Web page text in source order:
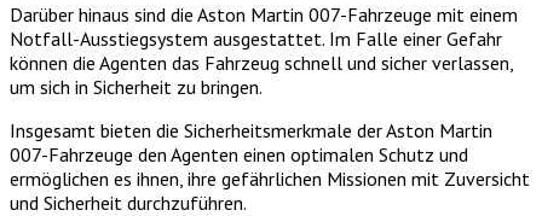
Darüber hinaus sind die Aston Martin 007-Fahrzeuge mit einem
Notfall-Ausstiegsystem ausgestattet. Im Falle einer Gefahr
können die Agenten das Fahrzeug schnell und sicher verlassen,
um sich in Sicherheit zu bringen.
Insgesamt bieten die Sicherheitsmerkmale der Aston Martin
007-Fahrzeuge den Agenten einen optimalen Schutz und
ermöglichen es ihnen, ihre gefährlichen Missionen mit Zuversicht
und Sicherheit durchzuführen.